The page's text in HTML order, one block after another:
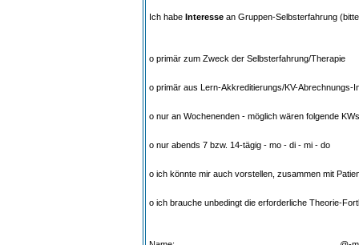
Ich habe Interessean Gruppen-Selbsterfahrung
o primär zum Zweck der Selbsterfahrung/Therapie
o primär aus Lern-Akkreditierungs/KV-Abrechnungs-
o nur an Wochenenden - möglich wären folgende
o nur abends 7 bzw. 14-tägig - mo - di - mi - do
o ich könnte mir auch vorstellen, zusammen mit
o ich brauche unbedingt die erforderliche Theorie-